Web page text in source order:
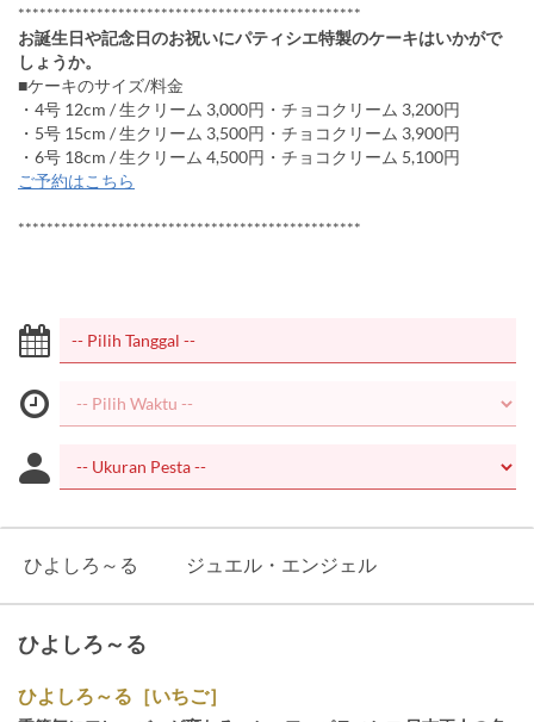
************************************************
お誕生日や記念日のお祝いにパティシエ特製のケーキはいかがで
しょうか。
■ケーキのサイズ/料金
・4号 12cm / 生クリーム 3,000円・チョコクリーム 3,200円
・5号 15cm / 生クリーム 3,500円・チョコクリーム 3,900円
・6号 18cm / 生クリーム 4,500円・チョコクリーム 5,100円
ご予約はこちら
************************************************
ひよしろ～る ジュエル・エンジェル
ひよしろ～る
ひよしろ～る［いちご］